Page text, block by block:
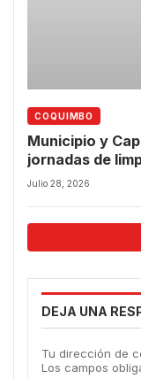
COQUIMBO
Municipio y
jornadas de
Guanaqueros y
Julio 28, 2026
DEJA UNA
Tu dirección de
Los campos